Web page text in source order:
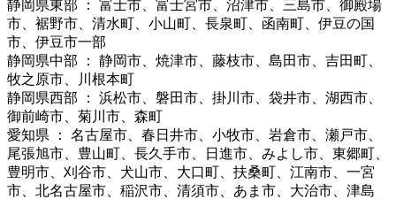
静岡県東部 ： 富士市、富士宮市、沼津市、三島市、御殿場
市、裾野市、清水町、小山町、長泉町、函南町、伊豆の国
市、伊豆市一部
静岡県中部 ： 静岡市、焼津市、藤枝市、島田市、吉田町、
牧之原市、川根本町
静岡県西部 ： 浜松市、磐田市、掛川市、袋井市、湖西市、
御前崎市、菊川市、森町
愛知県 ： 名古屋市、春日井市、小牧市、岩倉市、瀬戸市、
尾張旭市、豊山町、長久手市、日進市、みよし市、東郷町、
豊明市、刈谷市、犬山市、大口町、扶桑町、江南市、一宮
市、北名古屋市、稲沢市、清須市、あま市、大治市、津島